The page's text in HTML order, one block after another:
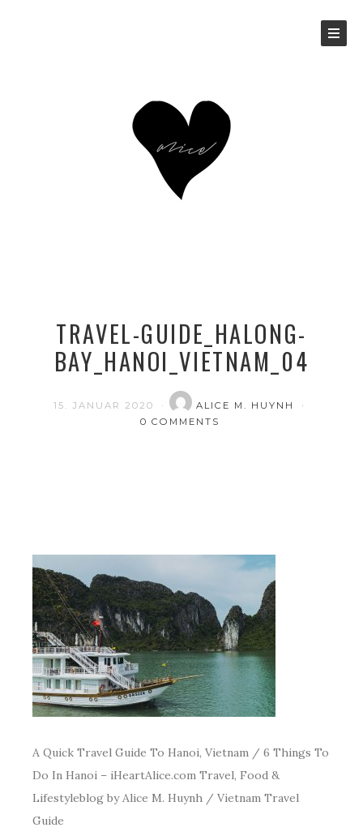
TRAVEL-GUIDE_HALONG-
BAY_HANOI_VIETNAM_04
15. JANUAR 2020
ALICE M. HUYNH
0 COMMENTS
A Quick Travel Guide To Hanoi, Vietnam / 6 Things To
Do In Hanoi – iHeartAlice.com Travel, Food &
Lifestyleblog by Alice M. Huynh / Vietnam Travel
Guide